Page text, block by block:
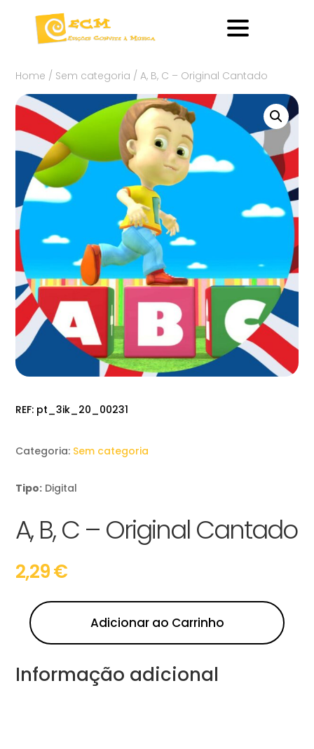
Home / Sem categoria / A, B, C – Original Cantado
REF: pt_3ik_20_00231
Categoria: Sem categoria
Tipo: Digital
A, B, C – Original Cantado
2,29€
Adicionar ao Carrinho
Informação adicional